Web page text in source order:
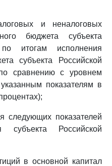
и неналоговых
бюджета субъекта
итогам исполнения
субъекта Российской
сравнению с уровнем
показателям в
следующих показателей
субъекта Российской
в основной капитал